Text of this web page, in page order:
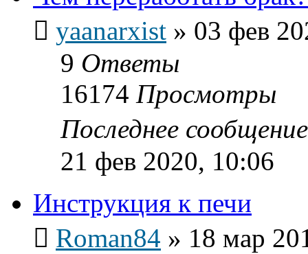
yaanarxist » 03 фев
9 Ответы
16174 Просмотры
Последнее
21 фев 2020, 10:06
Инструкция к печи
Roman84 » 18 мар